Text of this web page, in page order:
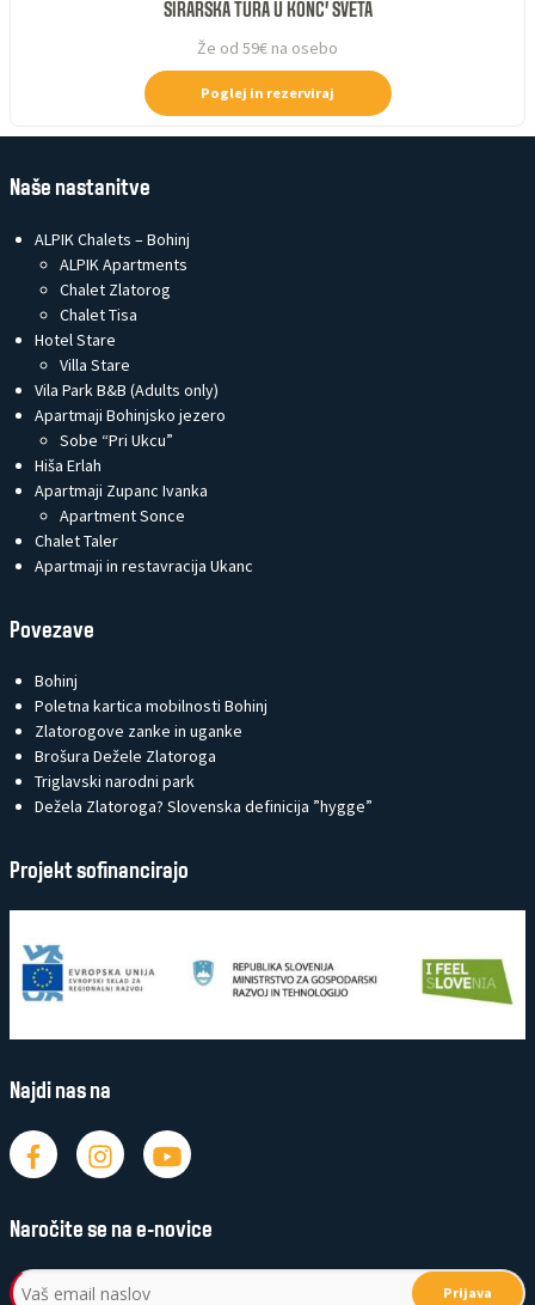
SIRARSKA TURA U KONC’ SVETA
Že od 59€ na osebo
Poglej in rezerviraj
Naše nastanitve
ALPIK Chalets – Bohinj
ALPIK Apartments
Chalet Zlatorog
Chalet Tisa
Hotel Stare
Villa Stare
Vila Park B&B (Adults only)
Apartmaji Bohinjsko jezero
Sobe “Pri Ukcu”
Hiša Erlah
Apartmaji Zupanc Ivanka
Apartment Sonce
Chalet Taler
Apartmaji in restavracija Ukanc
Povezave
Bohinj
Poletna kartica mobilnosti Bohinj
Zlatorogove zanke in uganke
Brošura Dežele Zlatoroga
Triglavski narodni park
Dežela Zlatoroga? Slovenska definicija ”hygge”
Projekt sofinancirajo
Najdi nas na
Naročite se na e-novice
Prijava